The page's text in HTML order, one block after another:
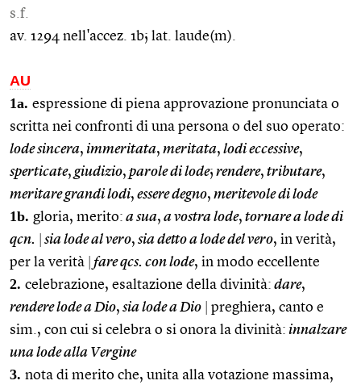
s.f.
av. 1294 nell'accez. 1b; lat. laude(m).
AU
1a. espressione di piena approvazione pronunciata o
scritta nei confronti di una persona o del suo operato:
lode sincera, immeritata, meritata, lodi eccessive,
sperticate, giudizio, parole di lode; rendere, tributare,
meritare grandi lodi, essere degno, meritevole di lode
1b. gloria, merito: a sua, a vostra lode, tornare a lode di
qcn.
sia lode al vero, sia detto a lode del vero, in verità,
per la verità
fare qcs. con lode, in modo eccellente
2. celebrazione, esaltazione della divinità: dare,
rendere lode a Dio, sia lode a Dio
preghiera, canto e
sim., con cui si celebra o si onora la divinità: innalzare
una lode alla Vergine
3. nota di merito che, unita alla votazione massima,